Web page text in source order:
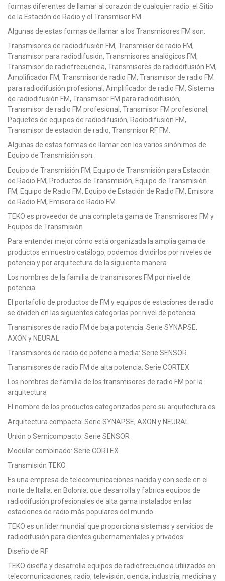
formas diferentes de llamar al corazón de cualquier radio: el Sitio
de la Estación de Radio y el Transmisor FM.
Algunas de estas formas de llamar a los Transmisores FM son:
Transmisores de radiodifusión FM, Transmisor de radio FM,
Transmisor para radiodifusión, Transmisores analógicos FM,
Transmisor de radiofrecuencia, Transmisores de radiodifusión FM,
Amplificador FM, Transmisor de radio FM, Transmisor de radio FM
para radiodifusión profesional, Amplificador de radio FM, Sistema
de radiodifusión FM, Transmisor FM para radiodifusión,
Transmisor de radio FM profesional, Transmisor FM profesional,
Paquetes de equipos de radiodifusión, Radiodifusión FM,
Transmisor de estación de radio, Transmisor RF FM.
Algunas de estas formas de llamar con los varios sinónimos de
Equipo de Transmisión son:
Equipo de Transmisión FM, Equipo de Transmisión para Estación
de Radio FM, Productos de Transmisión, Equipo de Transmisión
FM, Equipo de Radio FM, Equipo de Estación de Radio FM, Emisora
de Radio FM, Emisora de Radio FM.
TEKO es proveedor de una completa gama de Transmisores FM y
Equipos de Transmisión.
Para entender mejor cómo está organizada la amplia gama de
productos en nuestro catálogo, podemos dividirlos por niveles de
potencia y por arquitectura de la siguiente manera
Los nombres de la familia de transmisores FM por nivel de
potencia
El portafolio de productos de FM y equipos de estaciones de radio
se dividen en las siguientes categorías por nivel de potencia:
Transmisores de radio FM de baja potencia: Serie SYNAPSE,
AXON y NEURAL
Transmisores de radio de potencia media: Serie SENSOR
Transmisores de radio FM de alta potencia: Serie CORTEX
Los nombres de familia de los transmisores de radio FM por la
arquitectura
El nombre de los productos categorizados pero su arquitectura es:
Arquitectura compacta: Serie SYNAPSE, AXON y NEURAL
Unión o Semicompacto: Serie SENSOR
Modular combinado: Serie CORTEX
Transmisión TEKO
Es una empresa de telecomunicaciones nacida y con sede en el
norte de Italia, en Bolonia, que desarrolla y fabrica equipos de
radiodifusión profesionales de alta gama instalados en las
estaciones de radio más populares del mundo.
TEKO es un líder mundial que proporciona sistemas y servicios de
radiodifusión para clientes gubernamentales y privados.
Diseño de RF
TEKO diseña y desarrolla equipos de radiofrecuencia utilizados en
telecomunicaciones, radio, televisión, ciencia, industria, medicina y